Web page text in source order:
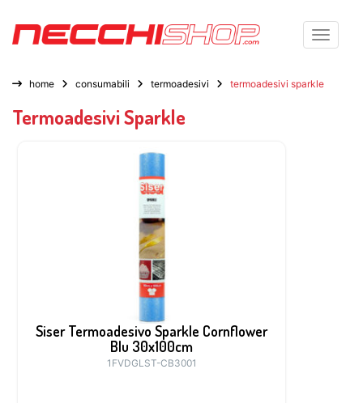
Toggle
home consumabili termoadesivi termoadesivi sparkle
Termoadesivi Sparkle
Siser Termoadesivo Sparkle Cornflower
Blu 30x100cm
1FVDGLST-CB3001